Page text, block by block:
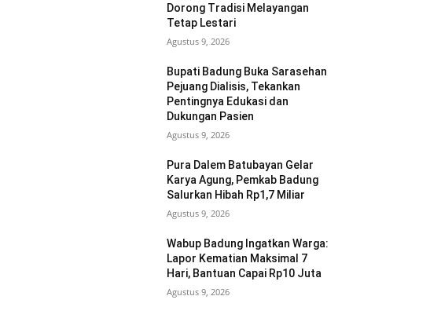
Dorong Tradisi Melayangan
Tetap Lestari
Agustus 9, 2026
Bupati Badung Buka Sarasehan
Pejuang Dialisis, Tekankan
Pentingnya Edukasi dan
Dukungan Pasien
Agustus 9, 2026
Pura Dalem Batubayan Gelar
Karya Agung, Pemkab Badung
Salurkan Hibah Rp1,7 Miliar
Agustus 9, 2026
Wabup Badung Ingatkan Warga:
Lapor Kematian Maksimal 7
Hari, Bantuan Capai Rp10 Juta
Agustus 9, 2026